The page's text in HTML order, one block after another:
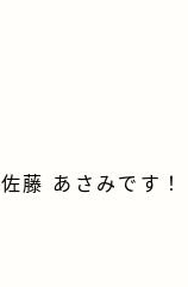
佐藤 あさみです！